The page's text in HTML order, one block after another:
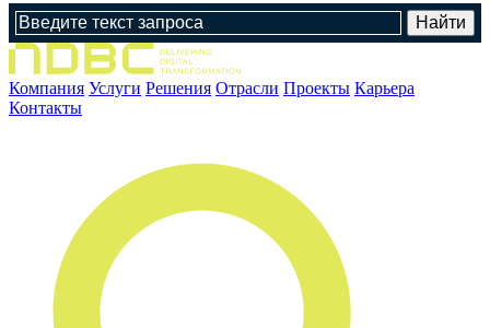
Компания Услуги Решения Отрасли Проекты Карьера
Контакты